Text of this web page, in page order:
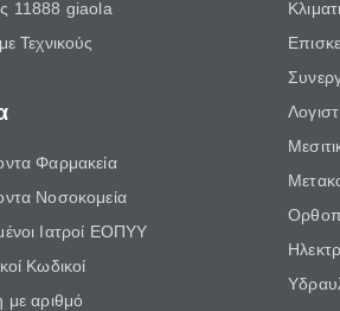
11888 giaola
Τεχνικούς
Φαρμακεία
Νοσοκομεία
Ιατροί ΕΟΠΥΥ
Κωδικοί
με αριθμό